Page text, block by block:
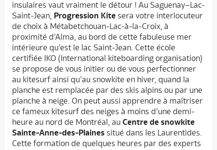
insulaires vaut vraiment le détour ! Au Saguenay–Lac-
Saint-Jean, Progression Kite sera votre interlocuteur
de choix à Métabetchouan-Lac-à-la-Croix, à
proximité d’Alma, au bord de cette fabuleuse mer
intérieure qu’est le lac Saint-Jean. Cette école
certifiée IKO (International kiteboarding organisation)
se propose de vous initier ou de vous perfectionner
au kitesurf ainsi qu’au snowkite en hiver, quand la
planche est remplacée par des skis alpins ou par une
planche à neige. On peut aussi apprendre à maîtriser
ce fameux kitesurf des neiges à moins d’une demi-
heure au nord de Montréal, au Centre de snowkite
Sainte-Anne-des-Plaines situé dans les Laurentides.
Cette formation de quelques heures par des experts